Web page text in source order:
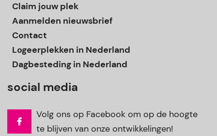
Claim jouw plek
Aanmelden nieuwsbrief
Contact
Logeerplekken in Nederland
Dagbesteding in Nederland
social media
Volg ons op Facebook om op de hoogte
te blijven van onze ontwikkelingen!